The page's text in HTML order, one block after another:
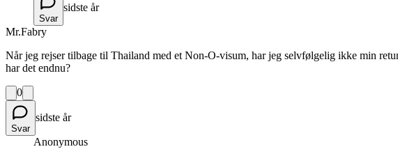
Svar
sidste år
Mr.Fabry
Når jeg rejser tilbage til Thailand med et Non-O-visum, har jeg selvfølgelig ikke min
har det endnu?
0
Svar
sidste år
Anonymous